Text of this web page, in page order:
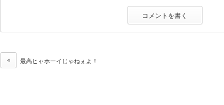
最高ヒャホーイじゃねぇよ！